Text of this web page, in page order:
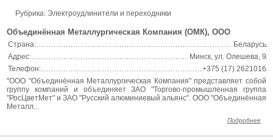
Рубрика: Электроудлинители и переходники
Объединённая Металлургическая Компания (ОМК), ООО
Страна:
Беларусь
Адрес:
Минск, ул. Олешева, 9
Телефон:
+375 (17) 2621016
"ООО "Объединённая Металлургическая Компания" представляет собой
группу компаний и объединяет ЗАО "Торгово-промышленная группа
"РосЦветМет" и ЗАО "Русский алюминиевый альянс". ООО "Объединённая
Металл...
Подробнее